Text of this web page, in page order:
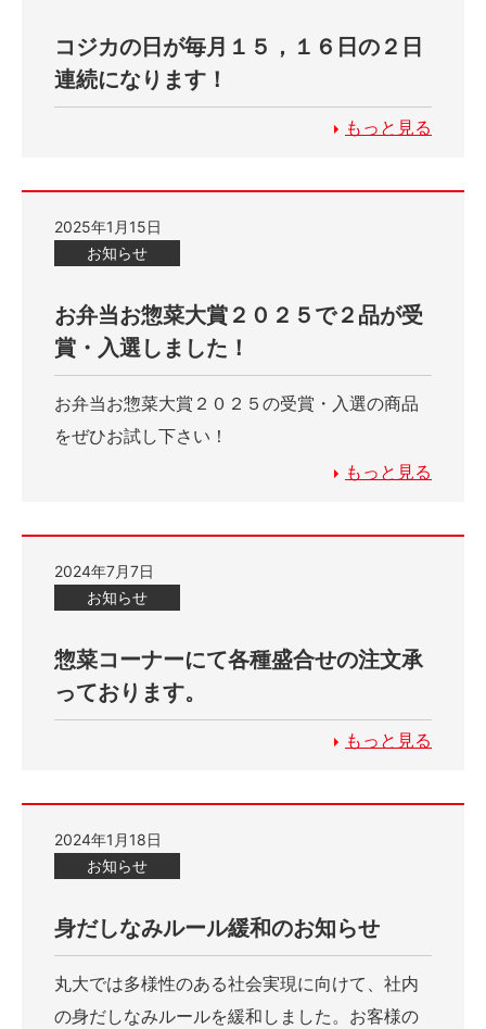
コジカの日が毎月１５，１６日の２日
連続になります！
もっと見る
2025年1月15日
お知らせ
お弁当お惣菜大賞２０２５で２品が受
賞・入選しました！
お弁当お惣菜大賞２０２５の受賞・入選の商品
をぜひお試し下さい！
もっと見る
2024年7月7日
お知らせ
惣菜コーナーにて各種盛合せの注文承
っております。
もっと見る
2024年1月18日
お知らせ
身だしなみルール緩和のお知らせ
丸大では多様性のある社会実現に向けて、社内
の身だしなみルールを緩和しました。お客様の